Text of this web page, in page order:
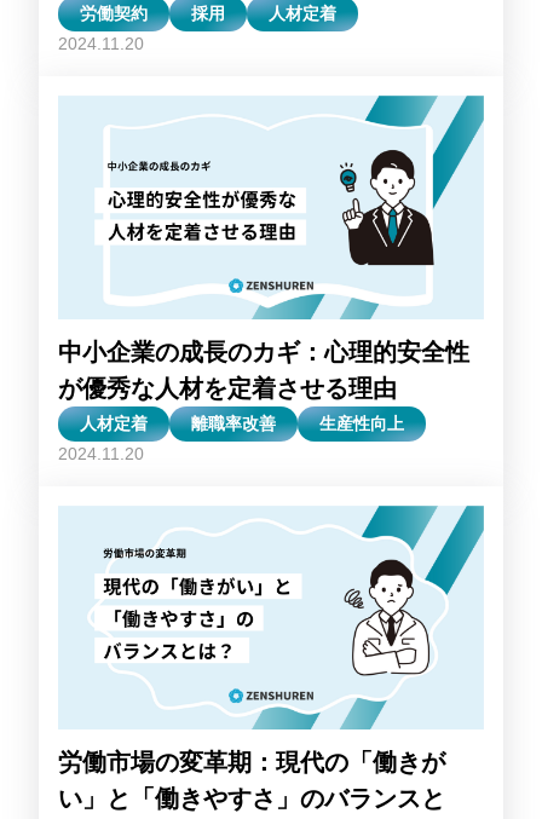
労働契約 採用
人材定着
2024.11.20
中小企業の成長のカギ：心理的安全性
が優秀な人材を定着させる理由
人材定着 離職率改善
生産性向上
2024.11.20
労働市場の変革期：現代の「働きが
い」と「働きやすさ」のバランスと